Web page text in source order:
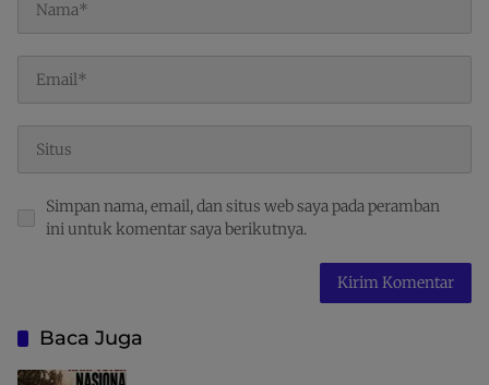
Simpan nama, email, dan situs web saya pada peramban
ini untuk komentar saya berikutnya.
Baca Juga